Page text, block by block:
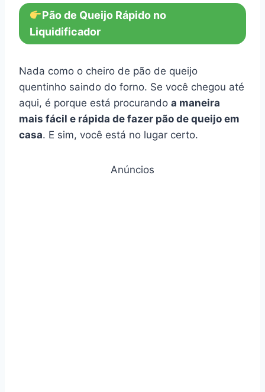
Pão de Queijo Rápido no
Liquidificador
Nada como o cheiro de pão de queijo
quentinho saindo do forno. Se você chegou até
aqui, é porque está procurando a maneira
mais fácil e rápida de fazer pão de queijo em
casa. E sim, você está no lugar certo.
Anúncios